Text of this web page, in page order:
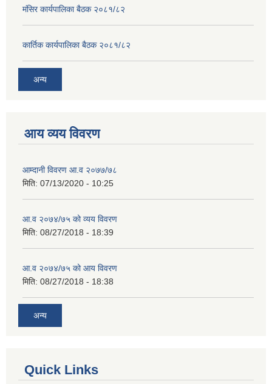
मंसिर कार्यपालिका बैठक २०८१/८२
कार्तिक कार्यपालिका बैठक २०८१/८२
अन्य
आय व्यय विवरण
आम्दानी विवरण आ.व २०७७/७८
मिति: 07/13/2020 - 10:25
आ.व २०७४/७५ को व्यय विवरण
मिति: 08/27/2018 - 18:39
आ.व २०७४/७५ को आय विवरण
मिति: 08/27/2018 - 18:38
अन्य
Quick Links